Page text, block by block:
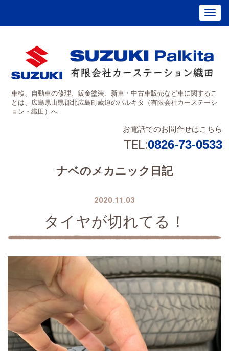
車検、自動車の修理、鈑金塗装、新車・中古車販売など車に関するこ
とは、広島県山県郡北広島町蔵迫のパルキタ（有限会社カーステーシ
ョン・織田）へ
お電話でのお問合せはこちら
TEL:0826-73-0533
ナベのメカニック日記
2020.11.03
タイヤが切れてる！